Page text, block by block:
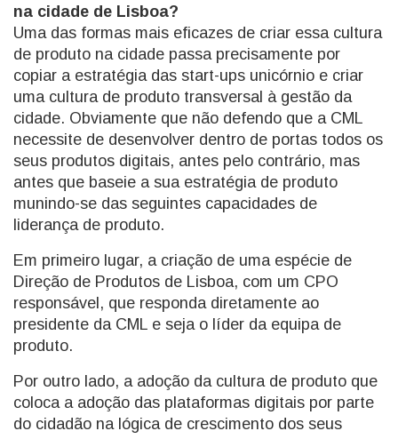
na cidade de Lisboa?
Uma das formas mais eficazes de criar essa cultura
de produto na cidade passa precisamente por
copiar a estratégia das start-ups unicórnio e criar
uma cultura de produto transversal à gestão da
cidade. Obviamente que não defendo que a CML
necessite de desenvolver dentro de portas todos os
seus produtos digitais, antes pelo contrário, mas
antes que baseie a sua estratégia de produto
munindo-se das seguintes capacidades de
liderança de produto.
Em primeiro lugar, a criação de uma espécie de
Direção de Produtos de Lisboa, com um CPO
responsável, que responda diretamente ao
presidente da CML e seja o líder da equipa de
produto.
Por outro lado, a adoção da cultura de produto que
coloca a adoção das plataformas digitais por parte
do cidadão na lógica de crescimento dos seus